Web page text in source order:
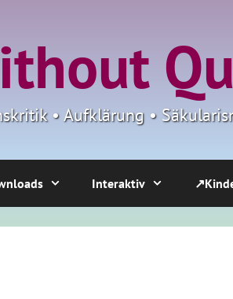
• Aufklärung •
Interaktiv